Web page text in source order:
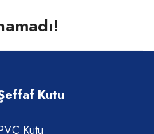
Kutu
Kutu